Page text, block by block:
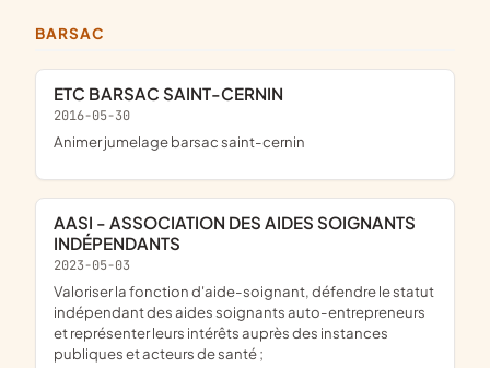
BARSAC
ETC BARSAC SAINT-CERNIN
2016-05-30
animer jumelage barsac saint-cernin
AASI - ASSOCIATION DES AIDES SOIGNANTS
INDÉPENDANTS
2023-05-03
valoriser la fonction d'aide-soignant, défendre le statut
indépendant des aides soignants auto-entrepreneurs
et représenter leurs intérêts auprès des instances
publiques et acteurs de santé ;